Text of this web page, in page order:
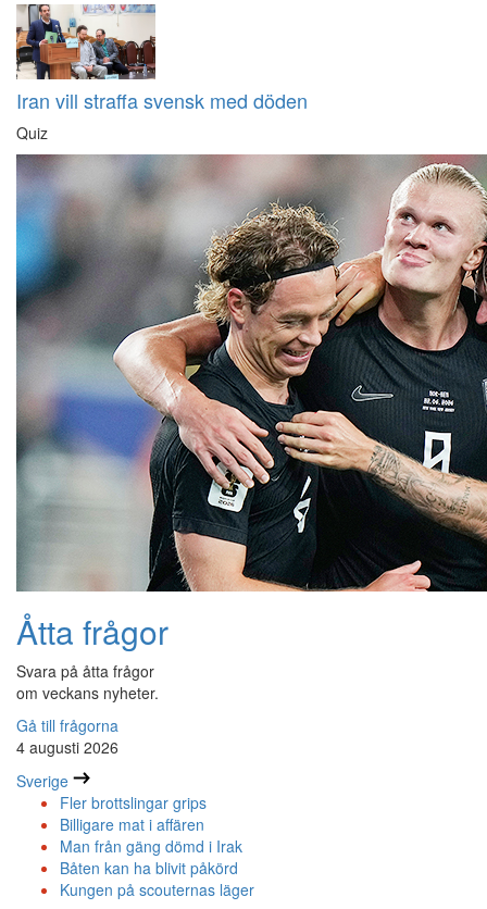
Iran vill straffa svensk med döden
Quiz
Åtta frågor
Svara på åtta frågor
om veckans nyheter.
Gå till frågorna
4 augusti 2026
Sverige
Fler brottslingar grips
Billigare mat i affären
Man från gäng dömd i Irak
Båten kan ha blivit påkörd
Kungen på scouternas läger